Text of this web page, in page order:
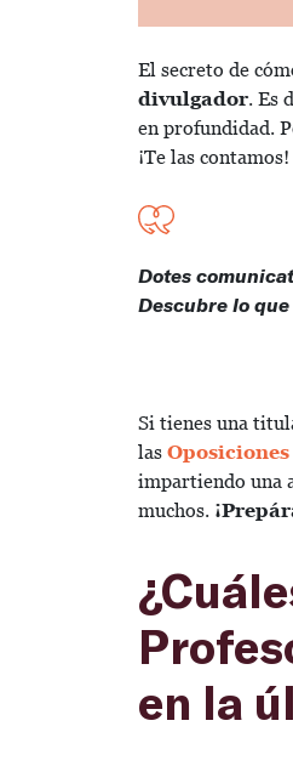
El secreto de
divulgador. Es
en profundidad.
¡Te las contamos!
Dotes
Descubre lo
Si tienes una
las
impartiendo una
muchos.
en la